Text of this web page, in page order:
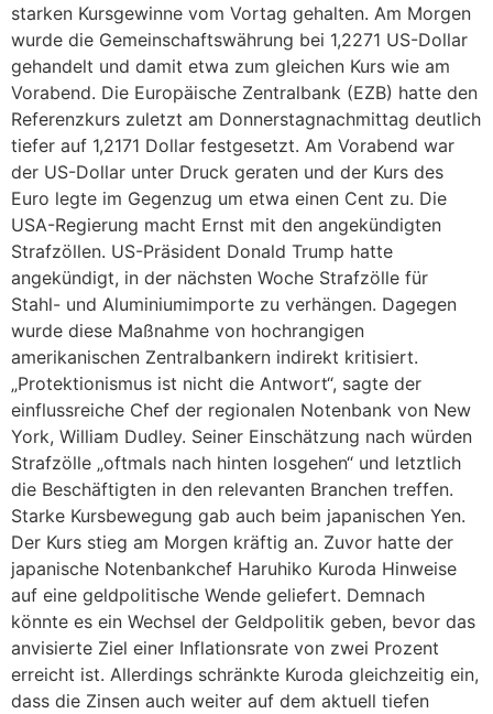
starken Kursgewinne vom Vortag gehalten. Am Morgen
wurde die Gemeinschaftswährung bei 1,2271 US-Dollar
gehandelt und damit etwa zum gleichen Kurs wie am
Vorabend. Die Europäische Zentralbank (EZB) hatte den
Referenzkurs zuletzt am Donnerstagnachmittag deutlich
tiefer auf 1,2171 Dollar festgesetzt. Am Vorabend war
der US-Dollar unter Druck geraten und der Kurs des
Euro legte im Gegenzug um etwa einen Cent zu. Die
USA-Regierung macht Ernst mit den angekündigten
Strafzöllen. US-Präsident Donald Trump hatte
angekündigt, in der nächsten Woche Strafzölle für
Stahl- und Aluminiumimporte zu verhängen. Dagegen
wurde diese Maßnahme von hochrangigen
amerikanischen Zentralbankern indirekt kritisiert.
„Protektionismus ist nicht die Antwort“, sagte der
einflussreiche Chef der regionalen Notenbank von New
York, William Dudley. Seiner Einschätzung nach würden
Strafzölle „oftmals nach hinten losgehen“ und letztlich
die Beschäftigten in den relevanten Branchen treffen.
Starke Kursbewegung gab auch beim japanischen Yen.
Der Kurs stieg am Morgen kräftig an. Zuvor hatte der
japanische Notenbankchef Haruhiko Kuroda Hinweise
auf eine geldpolitische Wende geliefert. Demnach
könnte es ein Wechsel der Geldpolitik geben, bevor das
anvisierte Ziel einer Inflationsrate von zwei Prozent
erreicht ist. Allerdings schränkte Kuroda gleichzeitig ein,
dass die Zinsen auch weiter auf dem aktuell tiefen